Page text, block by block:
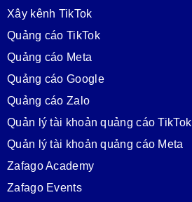
Xây kênh TikTok
Quảng cáo TikTok
Quảng cáo Meta
Quảng cáo Google
Quảng cáo Zalo
Quản lý tài khoản quảng cáo TikTok
Quản lý tài khoản quảng cáo Meta
Zafago Academy
Zafago Events